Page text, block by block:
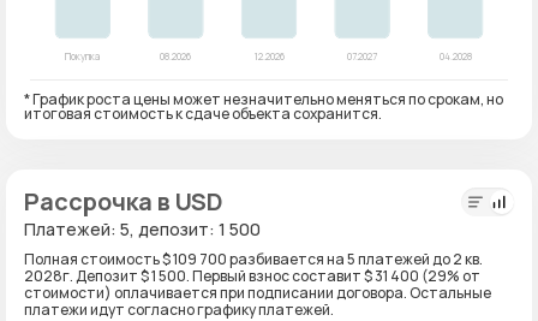
* График роста цены может незначительно меняться по срокам, но
итоговая стоимость к сдаче объекта сохранится.
Рассрочка в USD
Платежей: 5, депозит: 1 500
Полная стоимость $ 109 700 разбивается на 5 платежей до 2 кв.
2028г. Депозит $ 1 500. Первый взнос составит $ 31 400 (29% от
стоимости) оплачивается при подписании договора. Остальные
платежи идут согласно графику платежей.